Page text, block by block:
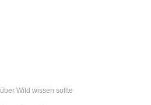
Wild wissen sollte